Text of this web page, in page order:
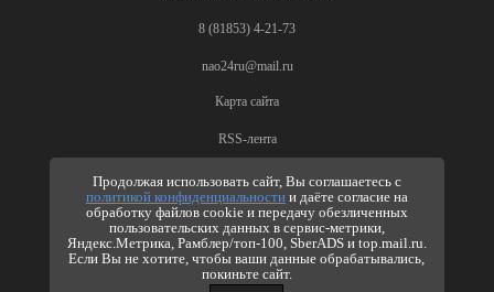
Продолжая использовать сайт, Вы соглашаетесь с
политикой конфиденциальностии даёте согласие на
обработку файлов cookie и передачу обезличенных
пользовательских данных в сервис-метрики,
Яндекс.Метрика, Рамблер/топ-100, SberADS и top.mail.ru.
Если Вы не хотите, чтобы ваши данные обрабатывались,
покиньте сайт.
8 (81853) 4-21-73
nao24ru@mail.ru
Карта сайта
RSS-лента
ПО ВОПРОСАМ РЕКЛАМЫ
8 (81853) 4-63-61
nao24ru@mail.ru
info@nao24.ru